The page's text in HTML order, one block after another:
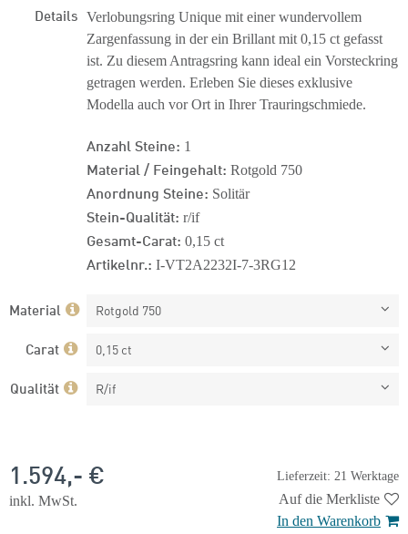
Details Verlobungsring Unique mit einer wundervollem
Zargenfassung in der ein Brillant mit 0,15 ct gefasst
ist. Zu diesem Antragsring kann ideal ein Vorsteckring
getragen werden. Erleben Sie dieses exklusive
Modella auch vor Ort in Ihrer Trauringschmiede.
Anzahl Steine: 1
Material / Feingehalt: Rotgold 750
Anordnung Steine: Solitär
Stein-Qualität: r/if
Gesamt-Carat: 0,15 ct
Artikelnr.: I-VT2A2232I-7-3RG12
Material Rotgold 750
Carat 0,15 ct
Qualität R/if
Lieferzeit: 21 Werktage
1.594,- €
inkl. MwSt.
Auf die Merkliste
In den Warenkorb